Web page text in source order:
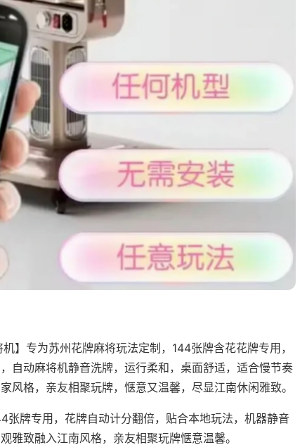
机】专为苏州花牌麻将玩法定制，144张牌含花花牌专用，
自动麻将机静音洗牌，运行柔和，桌面舒适，适合慢节奏
风格，亲友相聚玩牌，惬意又温馨，尽显江南休闲雅致。
张牌专用，花牌自动计分翻倍，贴合本地玩法，机器静音
雅致融入江南风格，亲友相聚玩牌惬意温馨。